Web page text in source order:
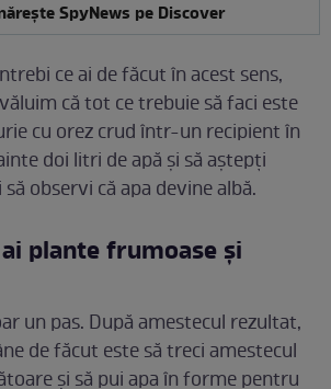
SpyNews pe Discover
ce ai de făcut în acest sens,
că tot ce trebuie să faci este
cu orez crud într-un recipient în
doi litri de apă și să aștepți
observi că apa devine albă.
plante frumoase și
un pas. După amestecul rezultat,
de făcut este să treci amestecul
și să pui apa în forme pentru